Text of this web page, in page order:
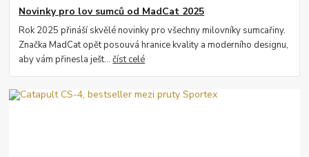
Novinky pro lov sumců od MadCat 2025
Rok 2025 přináší skvělé novinky pro všechny milovníky sumcařiny.
Značka MadCat opět posouvá hranice kvality a moderního designu,
aby vám přinesla ješt...číst celé